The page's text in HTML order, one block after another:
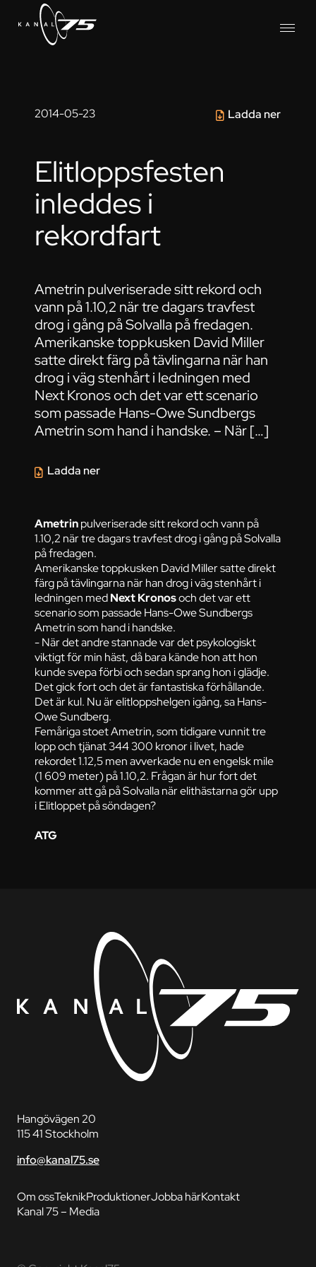
2014-05-23 Ladda ner
Elitloppsfesten
inleddes i
rekordfart
Ametrin pulveriserade sitt rekord och
vann på 1.10,2 när tre dagars travfest
drog i gång på Solvalla på fredagen.
Amerikanske toppkusken David Miller
satte direkt färg på tävlingarna när han
drog i väg stenhårt i ledningen med
Next Kronos och det var ett scenario
som passade Hans-Owe Sundbergs
Ametrin som hand i handske. – När […]
Ametrinpulveriserade sitt rekord och vann på
1.10,2 när tre dagars travfest drog i gång på Solvalla
på fredagen.
Amerikanske toppkusken David Miller satte direkt
färg på tävlingarna när han drog i väg stenhårt i
ledningen medNext Kronosoch det var ett
scenario som passade Hans-Owe Sundbergs
Ametrin som hand i handske.
- När det andre stannade var det psykologiskt
viktigt för min häst, då bara kände hon att hon
kunde svepa förbi och sedan sprang hon i glädje.
Det gick fort och det är fantastiska förhållande.
Det är kul. Nu är elitloppshelgen igång, sa Hans-
Owe Sundberg.
Femåriga stoet Ametrin, som tidigare vunnit tre
lopp och tjänat 344 300 kronor i livet, hade
rekordet 1.12,5 men avverkade nu en engelsk mile
(1 609 meter) på 1.10,2. Frågan är hur fort det
kommer att gå på Solvalla när elithästarna gör upp
i Elitloppet på söndagen?
Ladda ner
ATG
Hangövägen 20
115 41 Stockholm
info@kanal75.se
Om ossTeknikProduktionerJobba härKontakt
Kanal 75 – Media